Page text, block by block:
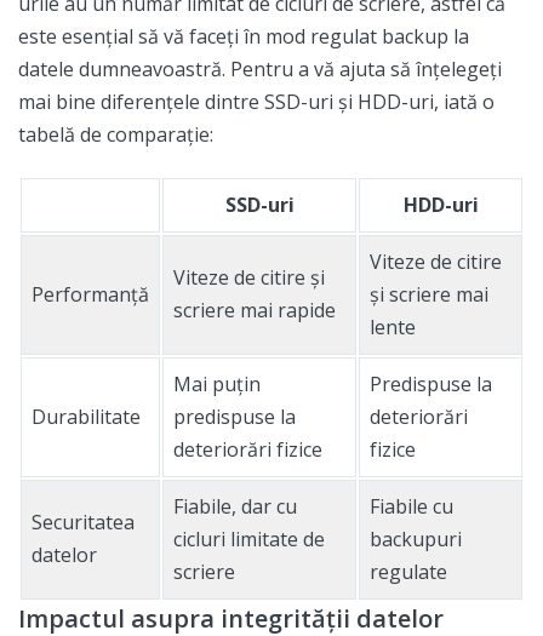
este esențial să vă faceți în mod regulat backup la
datele dumneavoastră. Pentru a vă ajuta să înțelegeți
mai bine diferențele dintre SSD-uri și HDD-uri, iată o
tabelă de comparație:
SSD-uri HDD-uri
Performanță
Viteze de citire și
scriere mai rapide
Viteze de citire
și scriere mai
lente
Durabilitate
Mai puțin
predispuse la
deteriorări fizice
Predispuse la
deteriorări
fizice
Securitatea
datelor
Fiabile, dar cu
cicluri limitate de
scriere
Fiabile cu
backupuri
regulate
Impactul asupra integrității datelor